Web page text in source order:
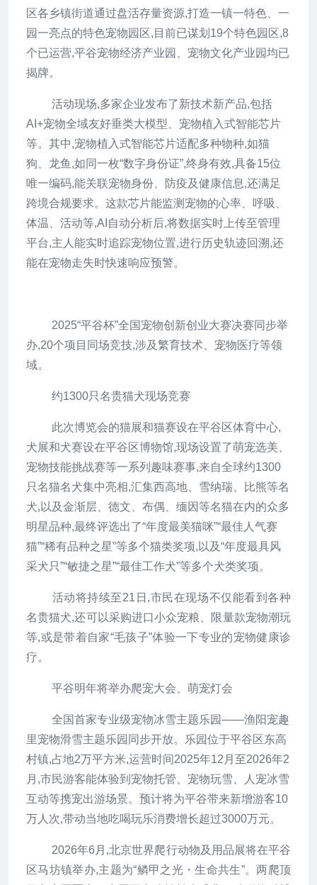
区各乡镇街道通过盘活存量资源,打造一镇一特色、一
园一亮点的特色宠物园区,目前已谋划19个特色园区,8
个已运营,平谷宠物经济产业园、宠物文化产业园均已
揭牌。
活动现场,多家企业发布了新技术新产品,包括
AI+宠物全域友好垂类大模型、宠物植入式智能芯片
等。其中,宠物植入式智能芯片适配多种物种,如猫
狗、龙鱼,如同一枚“数字身份证”,终身有效,具备15位
唯一编码,能关联宠物身份、防疫及健康信息,还满足
跨境合规要求。这款芯片能监测宠物的心率、呼吸、
体温、活动等,AI自动分析后,将数据实时上传至管理
平台,主人能实时追踪宠物位置,进行历史轨迹回溯,还
能在宠物走失时快速响应预警。
2025“平谷杯”全国宠物创新创业大赛决赛同步举
办,20个项目同场竞技,涉及繁育技术、宠物医疗等领
域。
约1300只名贵猫犬现场竞赛
此次博览会的猫展和猫赛设在平谷区体育中心,
犬展和犬赛设在平谷区博物馆,现场设置了萌宠选美、
宠物技能挑战赛等一系列趣味赛事,来自全球约1300
只名猫名犬集中亮相,汇集西高地、雪纳瑞、比熊等名
犬,以及金渐层、德文、布偶、缅因等名猫在内的众多
明星品种,最终评选出了“年度最美猫咪”“最佳人气赛
猫”“稀有品种之星”等多个猫类奖项,以及“年度最具风
采犬只”“敏捷之星”“最佳工作犬”等多个犬类奖项。
活动将持续至21日,市民在现场不仅能看到各种
名贵猫犬,还可以采购进口小众宠粮、限量款宠物潮玩
等,或是带着自家“毛孩子”体验一下专业的宠物健康诊
疗。
平谷明年将举办爬宠大会、萌宠灯会
全国首家专业级宠物冰雪主题乐园——渔阳宠趣
里宠物滑雪主题乐园同步开放。乐园位于平谷区东高
村镇,占地2万平方米,运营时间2025年12月至2026年2
月,市民游客能体验到宠物托管、宠物玩雪、人宠冰雪
互动等携宠出游场景。预计将为平谷带来新增游客10
万人次,带动当地吃喝玩乐消费增长超过3000万元。
2026年6月,北京世界爬行动物及用品展将在平谷
区马坊镇举办,主题为“鳞甲之光・生命共生”。两爬顶